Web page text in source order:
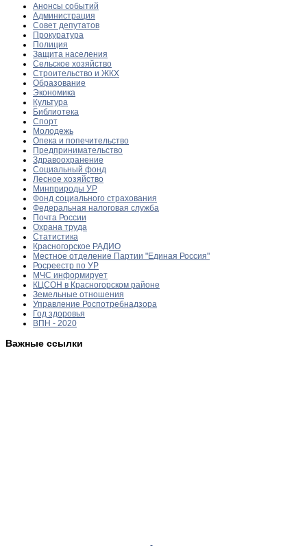
Анонсы событий
Администрация
Совет депутатов
Прокуратура
Полиция
Защита населения
Сельское хозяйство
Строительство и ЖКХ
Образование
Экономика
Культура
Библиотека
Спорт
Молодежь
Опека и попечительство
Предпринимательство
Здравоохранение
Социальный фонд
Лесное хозяйство
Минприроды УР
Фонд социального страхования
Федеральная налоговая служба
Почта России
Охрана труда
Статистика
Красногорское РАДИО
Местное отделение Партии "Единая Россия"
Росреестр по УР
МЧС информирует
КЦСОН в Красногорском районе
Земельные отношения
Управление Роспотребнадзора
Год здоровья
ВПН - 2020
Важные ссылки